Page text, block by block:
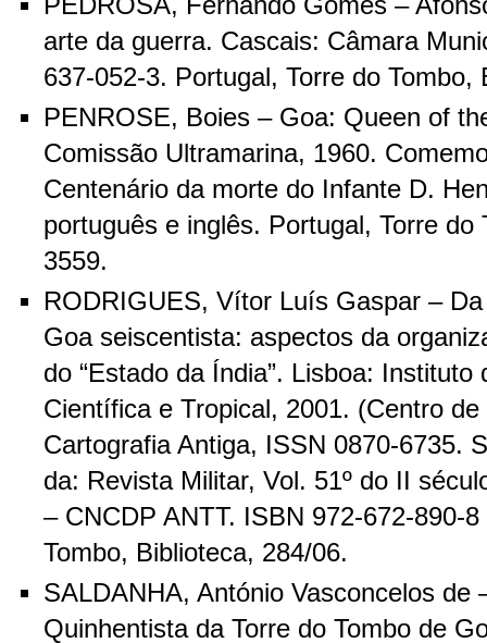
arte da guerra. Cascais: Câmara
637-052-3. Portugal, Torre do Tombo,
PENROSE, Boies – Goa: Queen of
Comissão Ultramarina, 1960.
Centenário da morte do Infante D.
português e inglês. Portugal, Torre do
3559.
RODRIGUES, Vítor Luís Gaspar –
Goa seiscentista: aspectos da
do “Estado da Índia”. Lisboa: Instituto
Científica e Tropical, 2001. (Centro
Cartografia Antiga, ISSN 0870-6735.
da: Revista Militar, Vol. 51º do II
– CNCDP ANTT. ISBN 972-672-890-
Tombo, Biblioteca, 284/06.
SALDANHA, António Vasconcelos de
Quinhentista da Torre do Tombo de